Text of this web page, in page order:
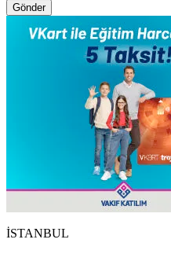
Gönder
İSTANBUL